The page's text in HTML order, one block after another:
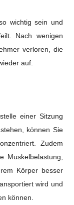
wichtig sein und
Nach wenigen
verloren, die
auf.
einer Sitzung
können Sie
Zudem
Muskelbelastung,
Körper besser
wird und
können.